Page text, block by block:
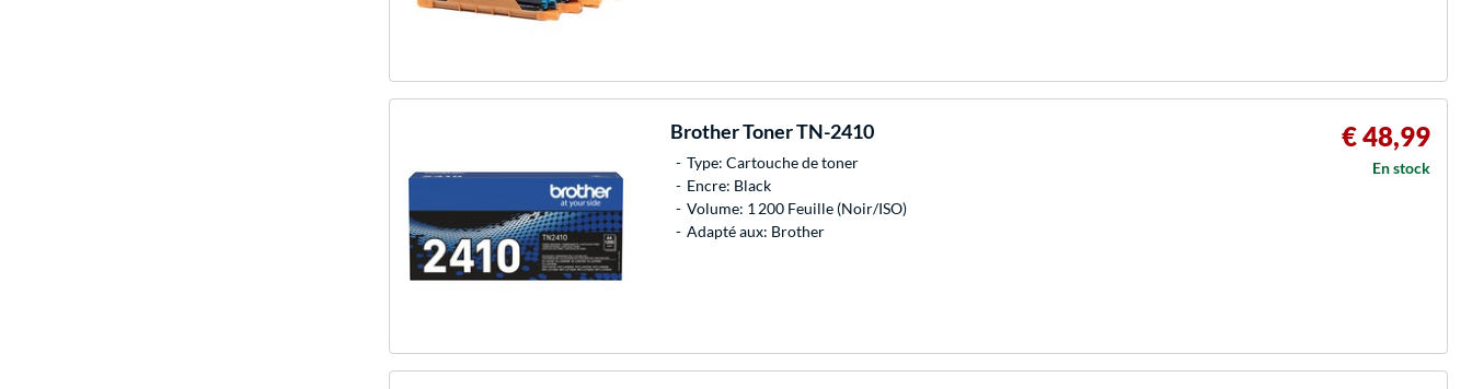
BrotherToner TN-2410
Type: Cartouche de toner
Encre: Black
Volume: 1 200 Feuille (Noir/ISO)
Adapté aux: Brother
€ 48,99
En stock